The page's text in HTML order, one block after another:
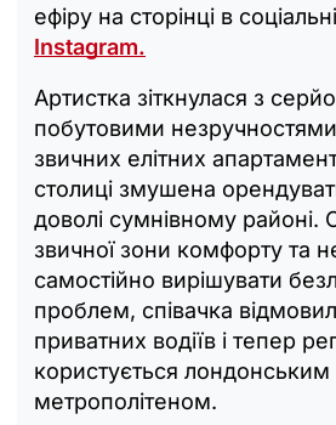
ефіру на сторінці в
Instagram.
Артистка зіткнулася з
побутовими
звичних елітних
столиці змушена
доволі сумнівному районі.
звичної зони комфорту та
самостійно вирішувати
проблем, співачка
приватних водіїв і тепер
користується лондонським
метрополітеном.